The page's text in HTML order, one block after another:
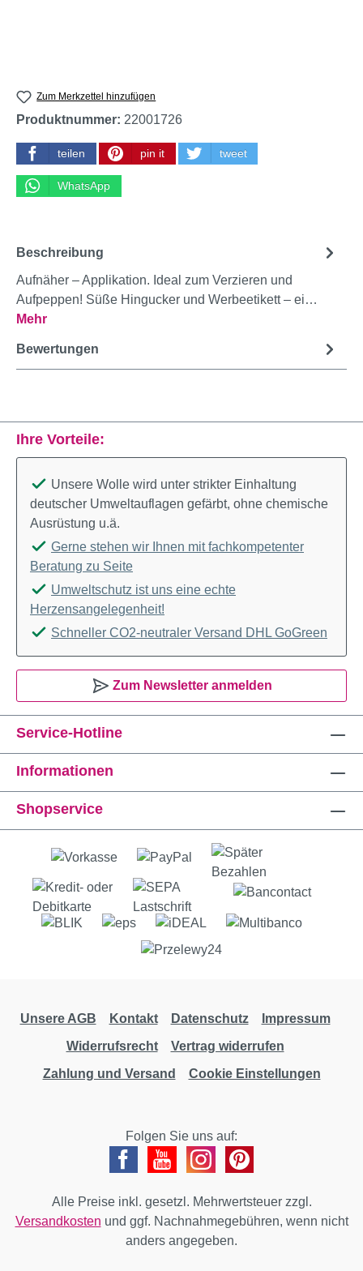
Zum Merkzettel hinzufügen
Produktnummer: 22001726
teilen pin it tweet
WhatsApp
Beschreibung
Aufnäher – Applikation. Ideal zum Verzieren und
Aufpeppen! Süße Hingucker und Werbeetikett – ei…
Mehr
Bewertungen
Service-Hotline
Informationen
Shopservice
Ihre Vorteile:
Unsere Wolle wird unter strikter Einhaltung
deutscher Umweltauflagen gefärbt, ohne chemische
Ausrüstung u.ä.
Gerne stehen wir Ihnen mit fachkompetenter
Beratung zu Seite
Umweltschutz ist uns eine echte
Herzensangelegenheit!
Schneller CO2-neutraler Versand DHL GoGreen
Zum Newsletter anmelden
Unsere AGB Kontakt Datenschutz
Impressum
Widerrufsrecht
Vertrag widerrufen
Zahlung und Versand
Cookie Einstellungen
Folgen Sie uns auf:
Alle Preise inkl. gesetzl. Mehrwertsteuer zzgl.
Versandkosten und ggf. Nachnahmegebühren, wenn nicht
anders angegeben.